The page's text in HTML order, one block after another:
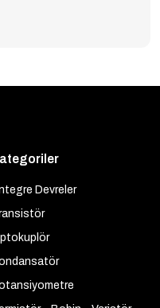
Devreler